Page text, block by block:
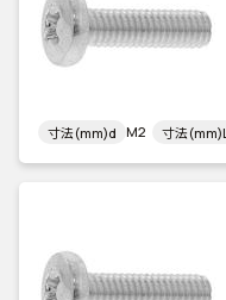
寸法(mm)d M2 寸法(mm)L